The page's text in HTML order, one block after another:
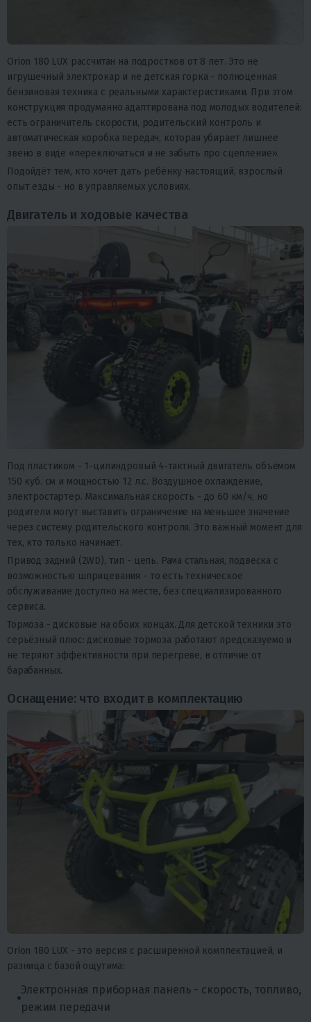
Orion 180 LUX рассчитан на подростков от 8 лет. Это не
игрушечный электрокар и не детская горка - полноценная
бензиновая техника с реальными характеристиками. При этом
конструкция продуманно адаптирована под молодых водителей:
есть ограничитель скорости, родительский контроль и
автоматическая коробка передач, которая убирает лишнее
звено в виде «переключаться и не забыть про сцепление».
Подойдёт тем, кто хочет дать ребёнку настоящий, взрослый
опыт езды - но в управляемых условиях.
Двигатель и ходовые качества
Под пластиком - 1-цилиндровый 4-тактный двигатель объёмом
150 куб. см и мощностью 12 л.с. Воздушное охлаждение,
электростартер. Максимальная скорость - до 60 км/ч, но
родители могут выставить ограничение на меньшее значение
через систему родительского контроля. Это важный момент для
тех, кто только начинает.
Привод задний (2WD), тип - цепь. Рама стальная, подвеска с
возможностью шприцевания - то есть техническое
обслуживание доступно на месте, без специализированного
сервиса.
Тормоза - дисковые на обоих концах. Для детской техники это
серьёзный плюс: дисковые тормоза работают предсказуемо и
не теряют эффективности при перегреве, в отличие от
барабанных.
Оснащение: что входит в комплектацию
Orion 180 LUX - это версия с расширенной комплектацией, и
разница с базой ощутима:
Электронная приборная панель - скорость, топливо,
режим передачи